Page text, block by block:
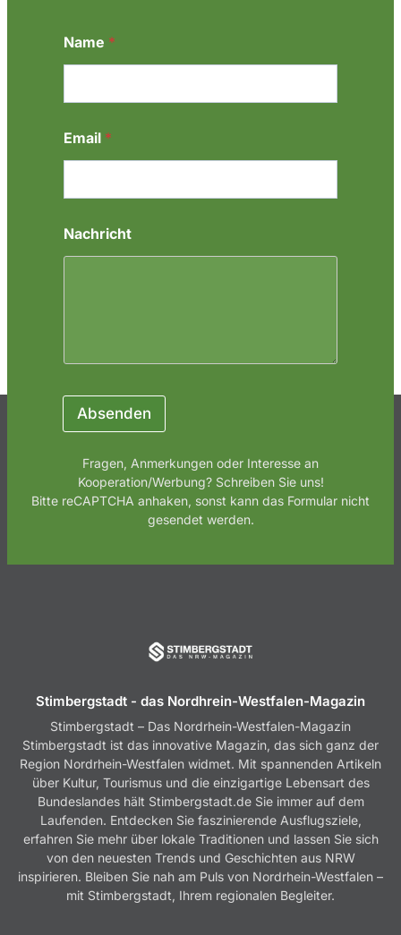
*
N
r
i
c
t
Name *
Email *
Nachricht
Absenden
Fragen, Anmerkungen oder Interesse an
Kooperation/Werbung? Schreiben Sie uns!
Bitte reCAPTCHA anhaken, sonst kann das Formular nicht
gesendet werden.
Stimbergstadt - das Nordhrein-Westfalen-Magazin
Stimbergstadt – Das Nordrhein-Westfalen-Magazin
Stimbergstadt ist das innovative Magazin, das sich ganz der
Region Nordrhein-Westfalen widmet. Mit spannenden Artikeln
über Kultur, Tourismus und die einzigartige Lebensart des
Bundeslandes hält Stimbergstadt.de Sie immer auf dem
Laufenden. Entdecken Sie faszinierende Ausflugsziele,
erfahren Sie mehr über lokale Traditionen und lassen Sie sich
von den neuesten Trends und Geschichten aus NRW
inspirieren. Bleiben Sie nah am Puls von Nordrhein-Westfalen –
mit Stimbergstadt, Ihrem regionalen Begleiter.